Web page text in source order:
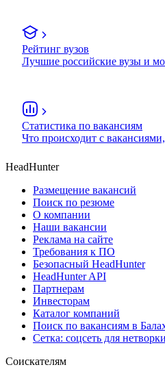
Рейтинг вузов
Лучшие российские вузы и
Статистика по вакансиям
Что происходит с
HeadHunter
Размещение вакансий
Поиск по резюме
О компании
Наши вакансии
Реклама на сайте
Требования к ПО
Безопасный HeadHunter
HeadHunter API
Партнерам
Инвесторам
Каталог компаний
Поиск по вакансиям в
Сетка: соцсеть для
Соискателям